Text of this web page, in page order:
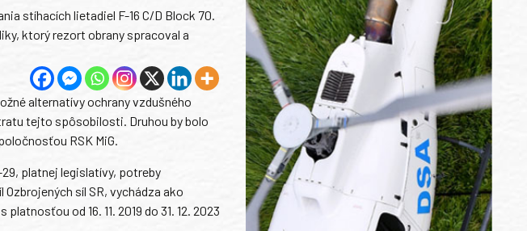
stíhacích lietadiel F-16 C/D Block 70.
ktorý rezort obrany spracoval a
alternatívy ochrany vzdušného
tejto spôsobilosti. Druhou by bolo
RSK MiG.
platnej legislatívy, potreby
síl SR, vychádza ako
od 16. 11. 2019 do 31. 12. 2023